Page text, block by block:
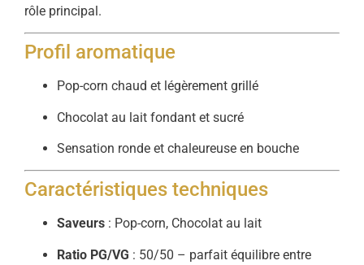
rôle principal.
Profil aromatique
Pop-corn chaud et légèrement grillé
Chocolat au lait fondant et sucré
Sensation ronde et chaleureuse en bouche
Caractéristiques techniques
Saveurs : Pop-corn, Chocolat au lait
Ratio PG/VG : 50/50 – parfait équilibre entre